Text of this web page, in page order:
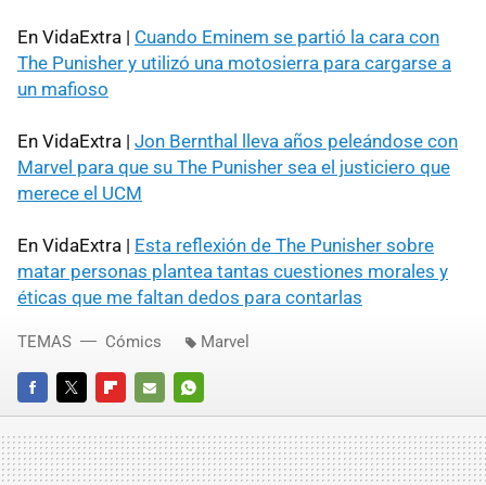
En VidaExtra | Cuando Eminem se partió la cara con
The Punisher y utilizó una motosierra para cargarse a
un mafioso
En VidaExtra | Jon Bernthal lleva años peleándose con
Marvel para que su The Punisher sea el justiciero que
merece el UCM
En VidaExtra | Esta reflexión de The Punisher sobre
matar personas plantea tantas cuestiones morales y
éticas que me faltan dedos para contarlas
FACEBOOKTWITTERFLIPBOARD
E-
MAIL
WHATSAPP
TEMAS Cómics Marvel